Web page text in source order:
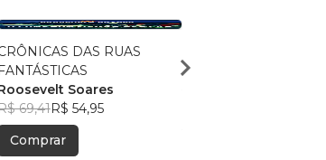
DAS RUAS
FANTÁSTICAS
Soares
69,41R$ 54,95
Comprar
Wagner Jales